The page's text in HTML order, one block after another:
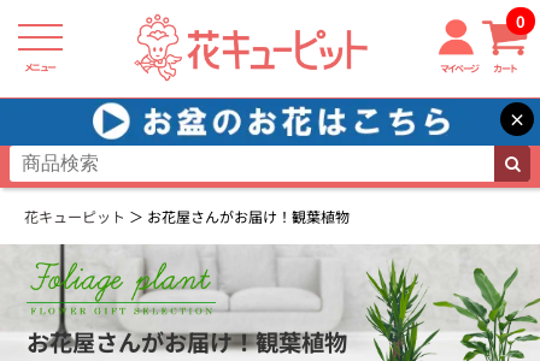
メニュー マイページ カート
0
×
花キューピット お花屋さんがお届け！観葉植物
お花屋さんがお届け！観葉植物